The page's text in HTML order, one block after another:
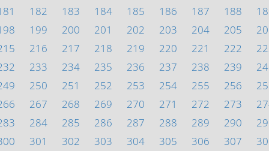
182 183 184 185 186 187 188
199 200 201 202 203 204 205
216 217 218 219 220 221 222
233 234 235 236 237 238 239
250 251 252 253 254 255 256
267 268 269 270 271 272 273
284 285 286 287 288 289 290
301 302 303 304 305 306 307